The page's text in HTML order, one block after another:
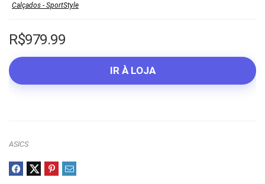
Calçados - SportStyle
R$979.99
IR À LOJA
ASICS